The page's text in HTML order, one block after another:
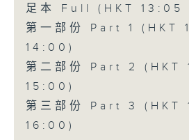
足本 Full (HKT 13:05
第一部份 Part 1 (HKT
14:00)
第二部份 Part 2 (HKT
15:00)
第三部份 Part 3 (HKT
16:00)